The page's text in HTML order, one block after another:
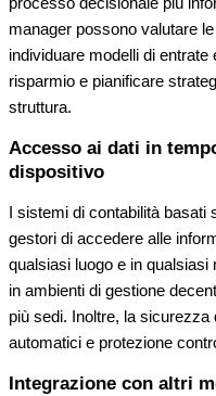
processo decisionale più
manager possono valutare
individuare modelli di
risparmio e pianificare
struttura.
Accesso ai dati in
dispositivo
I sistemi di contabilità
gestori di accedere alle
qualsiasi luogo e in
in ambienti di gestione
più sedi. Inoltre, la
automatici e protezione
Integrazione con altri